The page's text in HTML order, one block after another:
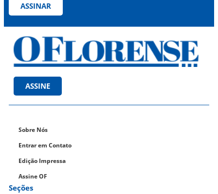
ASSINAR
ASSINE
Sobre Nós
Entrar em Contato
Edição Impressa
Assine OF
Seções